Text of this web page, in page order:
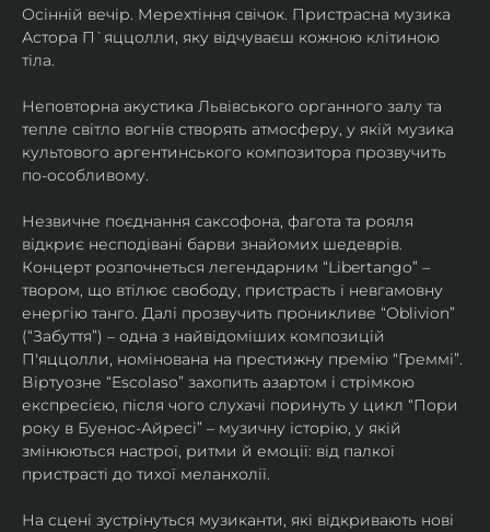
Осінній вечір. Мерехтіння свічок. Пристрасна музика
Астора П`яццолли, яку відчуваєш кожною клітиною
тіла.
Неповторна акустика Львівського органного залу та
тепле світло вогнів створять атмосферу, у якій музика
культового аргентинського композитора прозвучить
по-особливому.
Незвичне поєднання саксофона, фагота та рояля
відкриє несподівані барви знайомих шедеврів.
Концерт розпочнеться легендарним “Libertango” –
твором, що втілює свободу, пристрасть і невгамовну
енергію танго. Далі прозвучить проникливе “Oblivion”
(“Забуття”) – одна з найвідоміших композицій
П'яццолли, номінована на престижну премію “Греммі”.
Віртуозне “Escolaso” захопить азартом і стрімкою
експресією, після чого слухачі поринуть у цикл “Пори
року в Буенос-Айресі” – музичну історію, у якій
змінюються настрої, ритми й емоції: від палкої
пристрасті до тихої меланхолії.
На сцені зустрінуться музиканти, які відкривають нові